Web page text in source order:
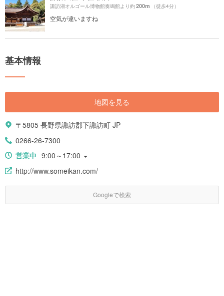
諏訪湖オルゴール博物館奏鳴館より約200m （徒歩4分）
空気が違いますね
基本情報
地図を見る
〒5805 長野県諏訪郡下諏訪町 JP
0266-26-7300
営業中 9:00～17:00
http://www.someikan.com/
Googleで検索